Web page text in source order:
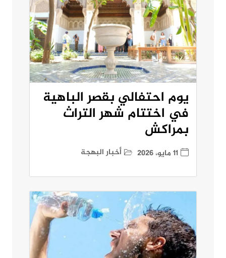
يوم احتفالي بقصر الباهية
في اختتام شهر التراث
بمراكش
11 مايو، 2026 أخبار البهجة